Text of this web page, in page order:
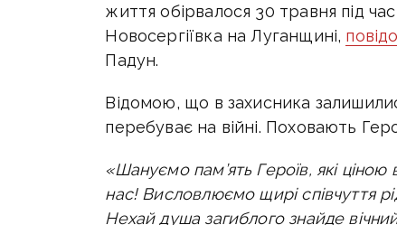
життя обірвалося 30 травня під
Новосергіївка на Луганщині,
Падун.
Відомою, що в захисника
перебуває на війні. Поховають
«Шануємо пам’ять Героїв, які
нас! Висловлюємо щирі співчуття
Нехай душа загиблого знайде